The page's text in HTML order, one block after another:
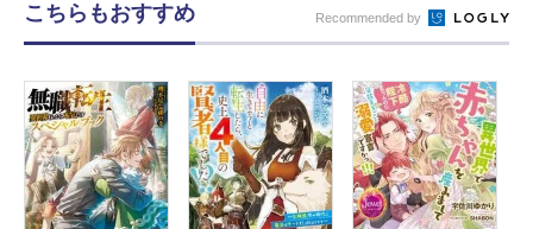
こちらもおすすめ Recommended by